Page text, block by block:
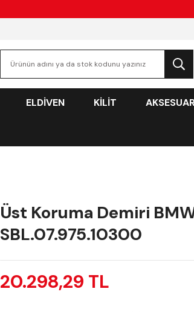
ELDİVEN KİLİT
Üst Koruma Demiri
SBL.07.975.10300
20.298,29 TL